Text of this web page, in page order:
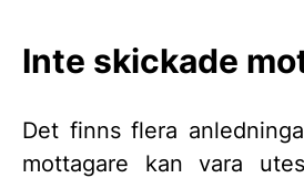
Inte skickade
Det finns flera
mottagare kan vara